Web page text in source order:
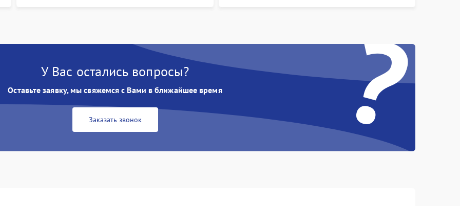
?
У Вас остались вопросы?
Оставьте заявку, мы свяжемся с Вами в ближайшее время
Заказать звонок